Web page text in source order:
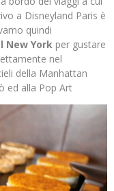
a Disneyland Paris è
quindi
New York per gustare
nel
della Manhattan
ed alla Pop Art